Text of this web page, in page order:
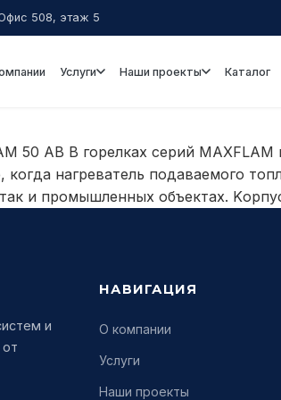
508, этаж 5
Услуги Наши проекты Каталог
50 AB В горелках серий
когда нагреватель подаваемого
и промышленных объектах.
и
НАВИГАЦИЯ
О компании
Услуги
Наши проекты